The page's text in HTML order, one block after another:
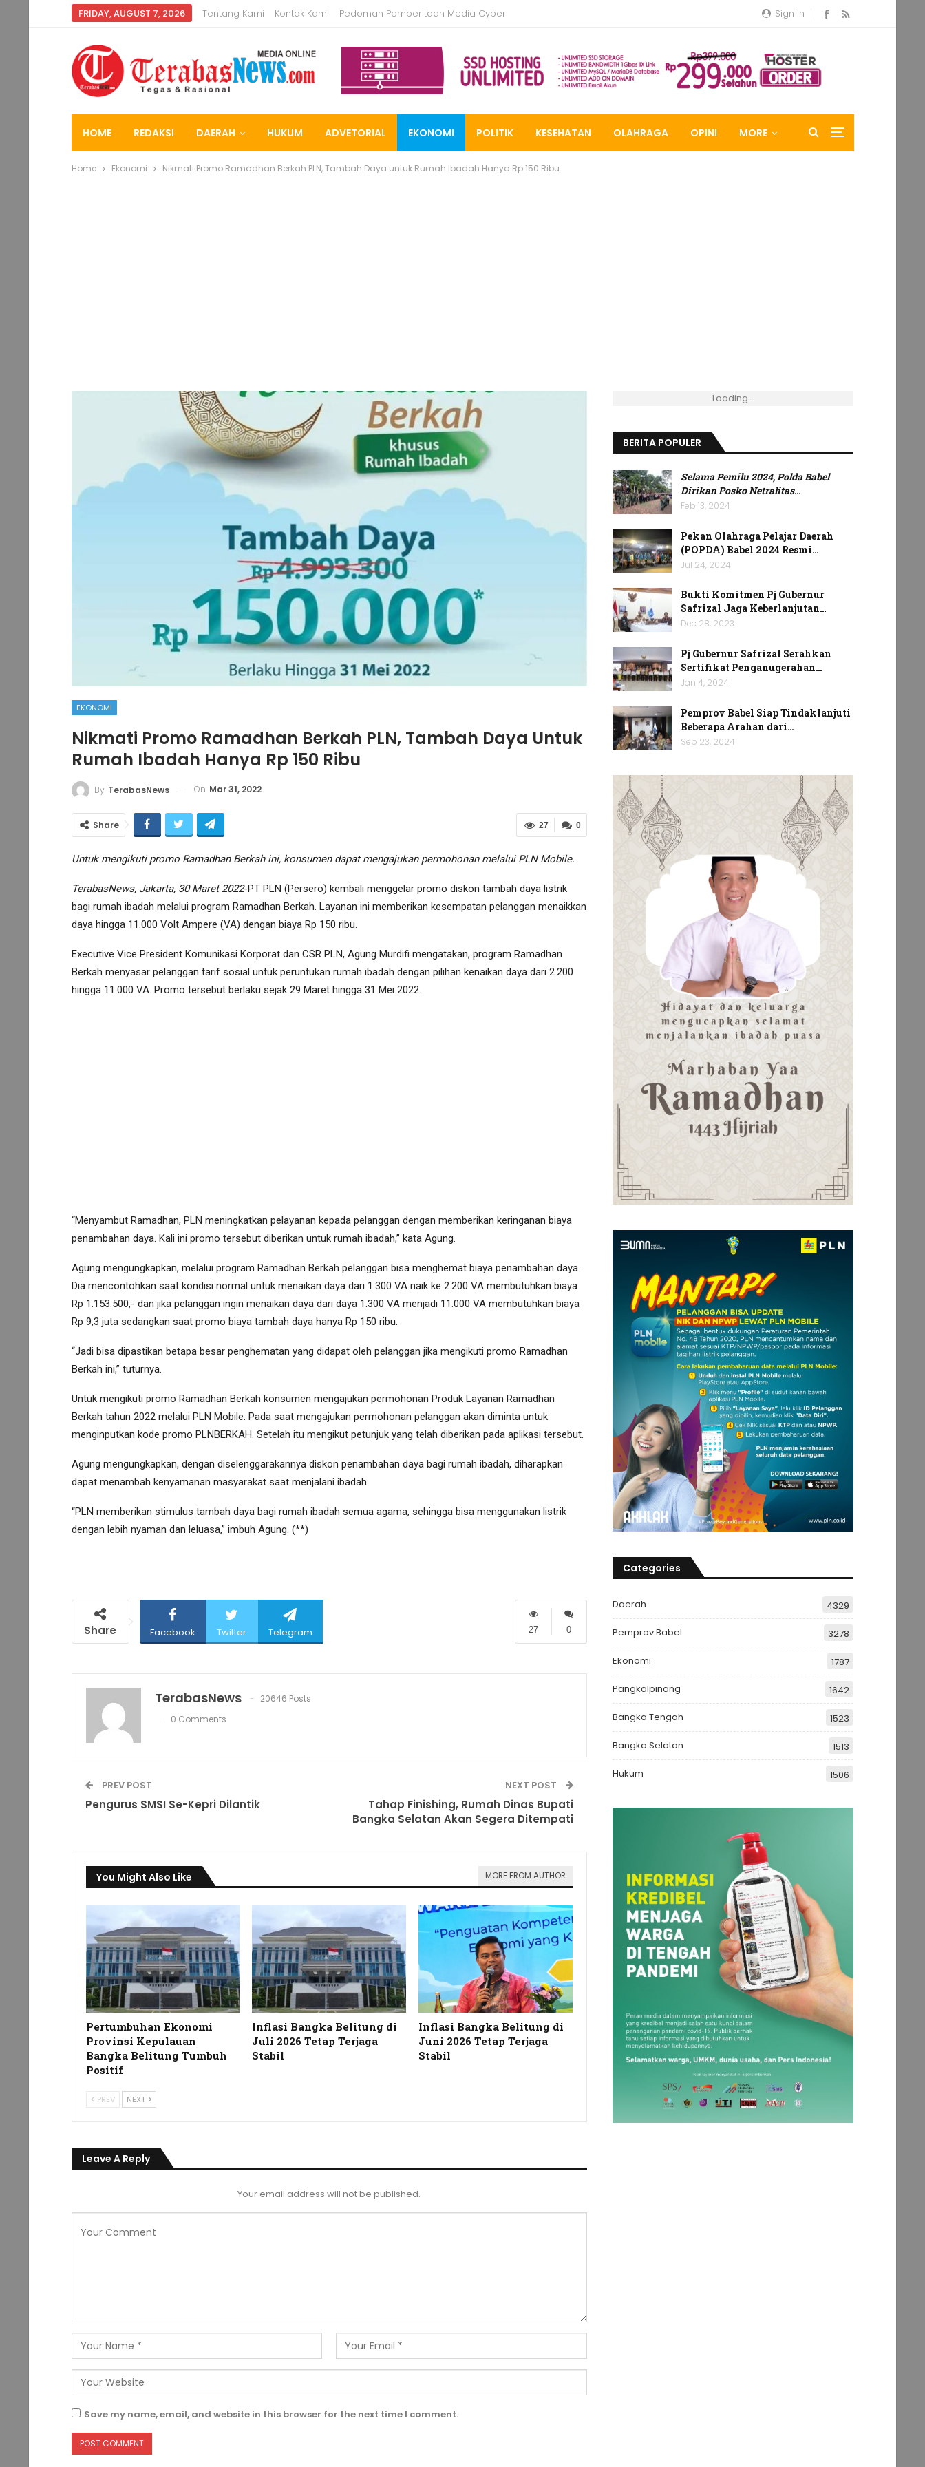
Sign In
FRIDAY, AUGUST 7, 2026 Tentang Kami Kontak Kami Pedoman Pemberitaan Media Cyber
HOME REDAKSI DAERAH HUKUM ADVETORIAL EKONOMI POLITIK KESEHATAN OLAHRAGA OPINI MORE
Home Ekonomi Nikmati Promo Ramadhan Berkah PLN, Tambah Daya untuk Rumah Ibadah Hanya Rp 150 Ribu
EKONOMI
Nikmati Promo Ramadhan Berkah PLN, Tambah Daya Untuk
Rumah Ibadah Hanya Rp 150 Ribu
By TerabasNews On Mar 31, 2022
0
27
Share
Untuk mengikuti promo Ramadhan Berkah ini, konsumen dapat mengajukan permohonan melalui PLN Mobile.
TerabasNews, Jakarta, 30 Maret 2022-PT PLN (Persero) kembali menggelar promo diskon tambah daya listrik
bagi rumah ibadah melalui program Ramadhan Berkah. Layanan ini memberikan kesempatan pelanggan menaikkan
daya hingga 11.000 Volt Ampere (VA) dengan biaya Rp 150 ribu.
Executive Vice President Komunikasi Korporat dan CSR PLN, Agung Murdifi mengatakan, program Ramadhan
Berkah menyasar pelanggan tarif sosial untuk peruntukan rumah ibadah dengan pilihan kenaikan daya dari 2.200
hingga 11.000 VA. Promo tersebut berlaku sejak 29 Maret hingga 31 Mei 2022.
“Menyambut Ramadhan, PLN meningkatkan pelayanan kepada pelanggan dengan memberikan keringanan biaya
penambahan daya. Kali ini promo tersebut diberikan untuk rumah ibadah,” kata Agung.
Agung mengungkapkan, melalui program Ramadhan Berkah pelanggan bisa menghemat biaya penambahan daya.
Dia mencontohkan saat kondisi normal untuk menaikan daya dari 1.300 VA naik ke 2.200 VA membutuhkan biaya
Rp 1.153.500,- dan jika pelanggan ingin menaikan daya dari daya 1.300 VA menjadi 11.000 VA membutuhkan biaya
Rp 9,3 juta sedangkan saat promo biaya tambah daya hanya Rp 150 ribu.
“Jadi bisa dipastikan betapa besar penghematan yang didapat oleh pelanggan jika mengikuti promo Ramadhan
Berkah ini,” tuturnya.
Untuk mengikuti promo Ramadhan Berkah konsumen mengajukan permohonan Produk Layanan Ramadhan
Berkah tahun 2022 melalui PLN Mobile. Pada saat mengajukan permohonan pelanggan akan diminta untuk
menginputkan kode promo PLNBERKAH. Setelah itu mengikut petunjuk yang telah diberikan pada aplikasi tersebut.
Agung mengungkapkan, dengan diselenggarakannya diskon penambahan daya bagi rumah ibadah, diharapkan
dapat menambah kenyamanan masyarakat saat menjalani ibadah.
“PLN memberikan stimulus tambah daya bagi rumah ibadah semua agama, sehingga bisa menggunakan listrik
dengan lebih nyaman dan leluasa,” imbuh Agung. (**)
0
27
Share Facebook Twitter Telegram
TerabasNews
20646 Posts
0 Comments
PREV POST
Pengurus SMSI Se-Kepri Dilantik
NEXT POST
Tahap Finishing, Rumah Dinas Bupati
Bangka Selatan Akan Segera Ditempati
You Might Also Like MORE FROM AUTHOR
Pertumbuhan Ekonomi
Provinsi Kepulauan
Bangka Belitung Tumbuh
Positif
Inflasi Bangka Belitung di
Juli 2026 Tetap Terjaga
Stabil
Inflasi Bangka Belitung di
Juni 2026 Tetap Terjaga
Stabil
PREV NEXT
Leave A Reply
Your email address will not be published.
Save my name, email, and website in this browser for the next time I comment.
Loading...
BERITA POPULER
Selama Pemilu 2024, Polda Babel
Dirikan Posko Netralitas…
Feb 13, 2024
Pekan Olahraga Pelajar Daerah
(POPDA) Babel 2024 Resmi…
Jul 24, 2024
Bukti Komitmen Pj Gubernur
Safrizal Jaga Keberlanjutan…
Dec 28, 2023
Pj Gubernur Safrizal Serahkan
Sertifikat Penganugerahan…
Jan 4, 2024
Pemprov Babel Siap Tindaklanjuti
Beberapa Arahan dari…
Sep 23, 2024
Categories
Daerah 4329
Pemprov Babel 3278
Ekonomi 1787
Pangkalpinang 1642
Bangka Tengah 1523
Bangka Selatan 1513
Hukum 1506